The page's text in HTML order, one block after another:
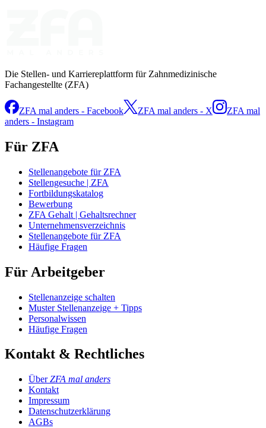
Die Stellen- und Karriereplattform für Zahnmedizinische
Fachangestellte (ZFA)
ZFA mal anders - Facebook ZFA mal anders - X
ZFA mal
anders - Instagram
Für ZFA
Stellenangebote für ZFA
Stellengesuche | ZFA
Fortbildungskatalog
Bewerbung
ZFA Gehalt | Gehaltsrechner
Unternehmensverzeichnis
Stellenangebote für ZFA
Häufige Fragen
Für Arbeitgeber
Stellenanzeige schalten
Muster Stellenanzeige + Tipps
Personalwissen
Häufige Fragen
Kontakt & Rechtliches
ÜberZFA mal anders
Kontakt
Impressum
Datenschutzerklärung
AGBs